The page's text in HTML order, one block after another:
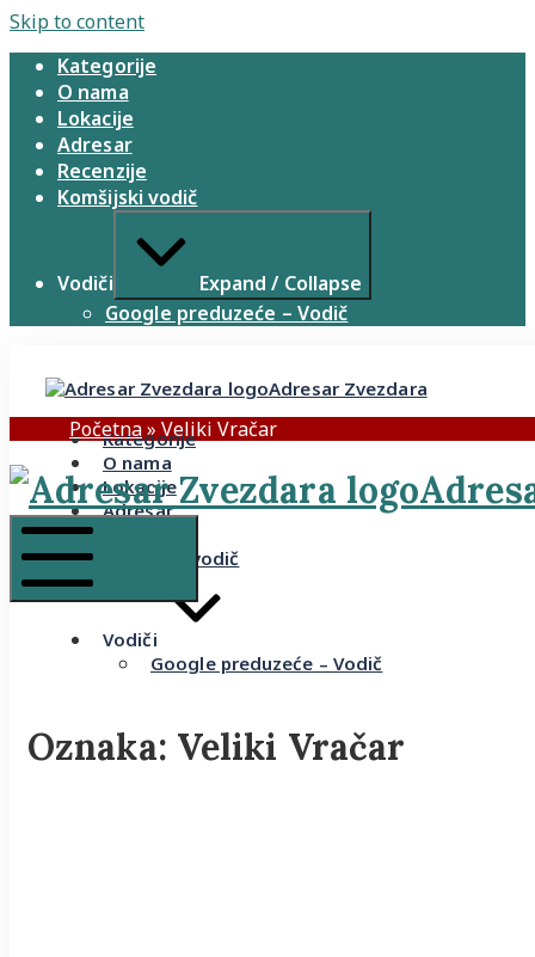
Skip to content
Kategorije
O nama
Lokacije
Adresar
Recenzije
Komšijski vodič
Vodiči
Expand / Collapse
Google preduzeće – Vodič
Adresar Zvezdara
Kategorije
O nama
Lokacije
Adresar
Komšijski vodič
Vodiči
Google preduzeće – Vodič
Početna» Veliki Vračar
Oznaka: Veliki Vračar